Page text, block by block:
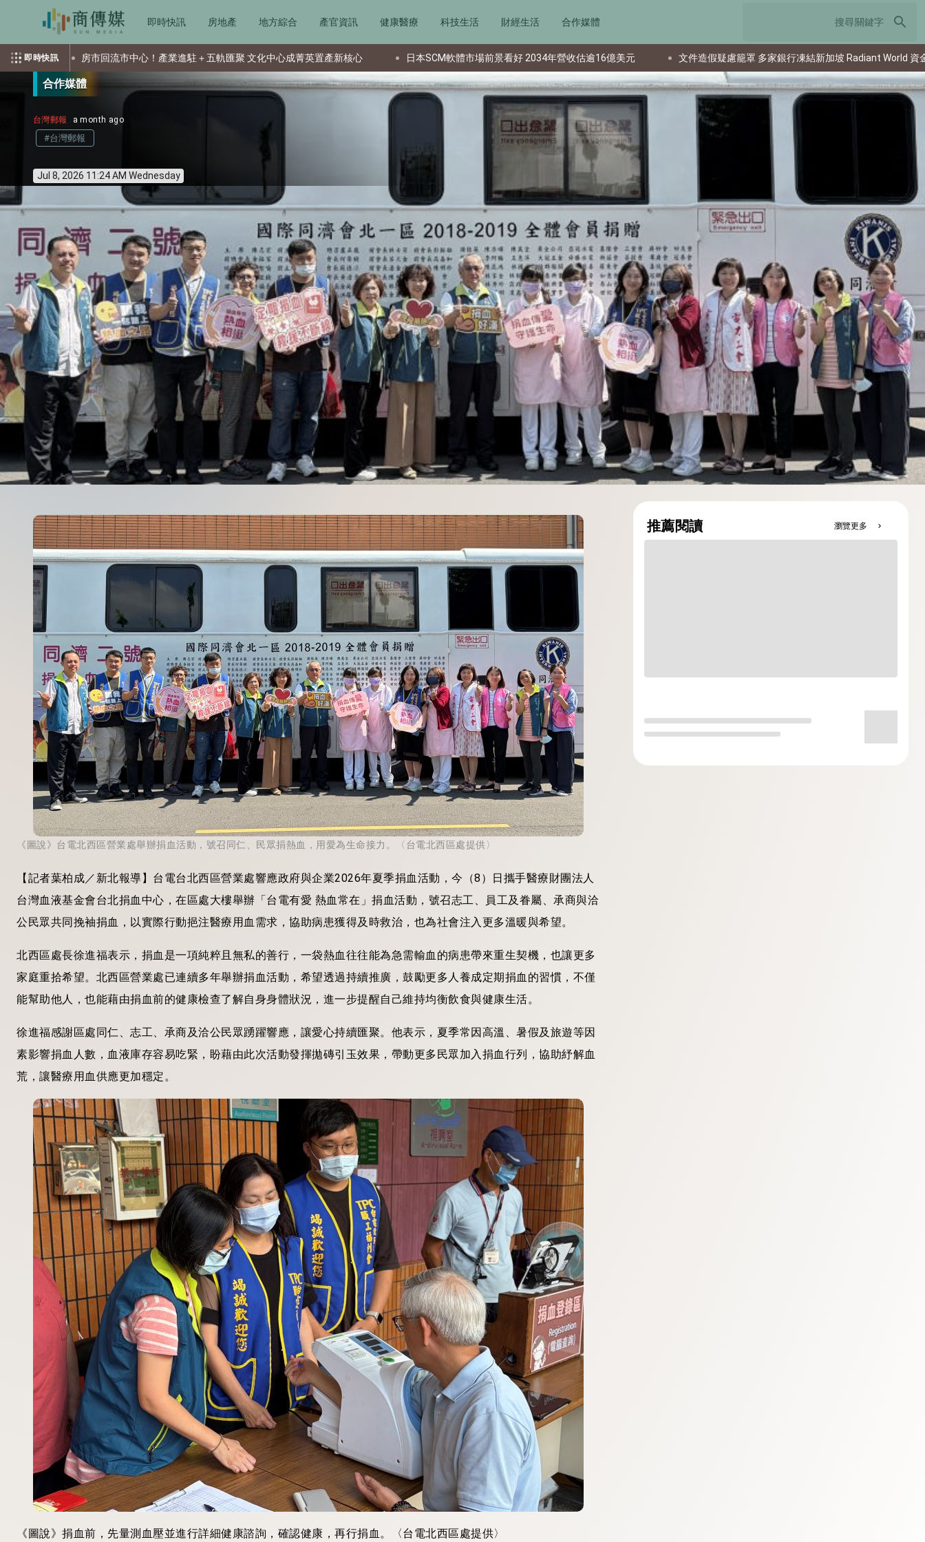
即時快訊 房地產 地方綜合 產官資訊 健康醫療 科技生活 財經生活 合作媒體 search
即時快訊
回流市中心！產業進駐＋五軌匯聚 文化中心成菁英置產新核心 日本SCM軟體市場前景看好 2034年營收估逾16億美元 文件造假疑慮籠罩 多家銀行凍結新加坡 Radiant World 資金 馬來西亞
合作媒體
台灣郵報 a month ago
#台灣郵報
Jul 8, 2026 11:24 AM Wednesday
《圖說》台電北西區營業處舉辦捐血活動，號召同仁、民眾捐熱血，用愛為生命接力。〈台電北西區處提供〉
【記者葉柏成／新北報導】台電台北西區營業處響應政府與企業2026年夏季捐血活動，今（8）日攜手醫療財團法人
台灣血液基金會台北捐血中心，在區處大樓舉辦「台電有愛 熱血常在」捐血活動，號召志工、員工及眷屬、承商與洽
公民眾共同挽袖捐血，以實際行動挹注醫療用血需求，協助病患獲得及時救治，也為社會注入更多溫暖與希望。
北西區處長徐進福表示，捐血是一項純粹且無私的善行，一袋熱血往往能為急需輸血的病患帶來重生契機，也讓更多
家庭重拾希望。北西區營業處已連續多年舉辦捐血活動，希望透過持續推廣，鼓勵更多人養成定期捐血的習慣，不僅
能幫助他人，也能藉由捐血前的健康檢查了解自身身體狀況，進一步提醒自己維持均衡飲食與健康生活。
徐進福感謝區處同仁、志工、承商及洽公民眾踴躍響應，讓愛心持續匯聚。他表示，夏季常因高溫、暑假及旅遊等因
素影響捐血人數，血液庫存容易吃緊，盼藉由此次活動發揮拋磚引玉效果，帶動更多民眾加入捐血行列，協助紓解血
荒，讓醫療用血供應更加穩定。
《圖說》捐血前，先量測血壓並進行詳細健康諮詢，確認健康，再行捐血。〈台電北西區處提供〉
推薦閱讀 瀏覽更多 chevron_right